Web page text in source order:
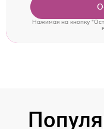
Нажимая на кнопку